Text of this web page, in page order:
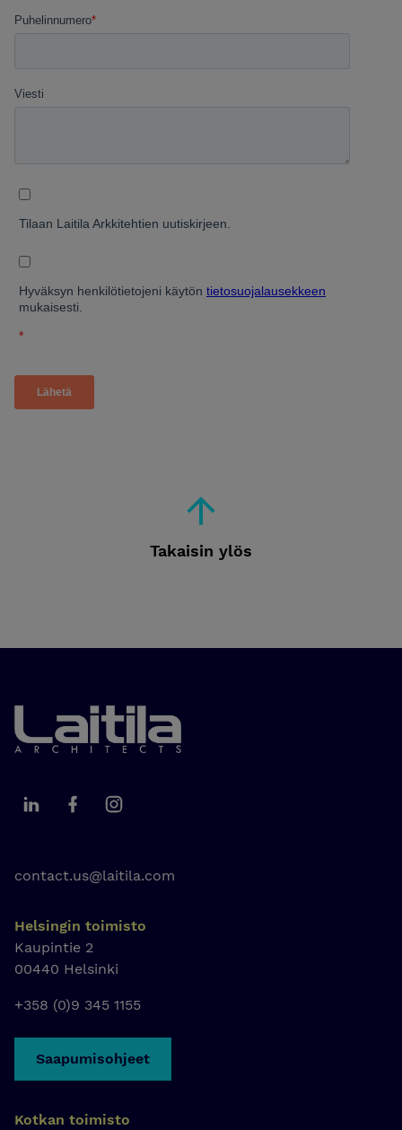
Takaisin ylös
contact.us@laitila.com
Helsingin toimisto
Kaupintie 2
00440 Helsinki
+358 (0)9 345 1155
Saapumisohjeet
Kotkan toimisto